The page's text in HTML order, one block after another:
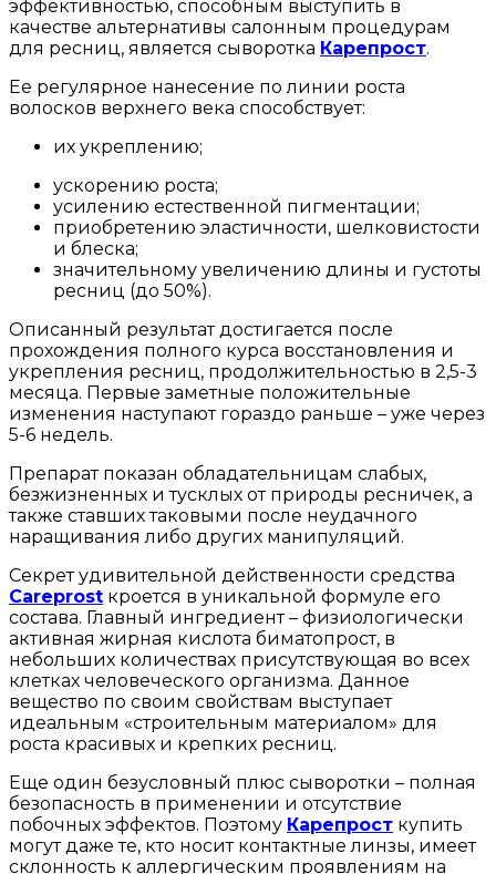
эффективностью, способным выступить в
качестве альтернативы салонным процедурам
для ресниц, является сыворотка Карепрост.
Ее регулярное нанесение по линии роста
волосков верхнего века способствует:
их укреплению;
ускорению роста;
усилению естественной пигментации;
приобретению эластичности, шелковистости
и блеска;
значительному увеличению длины и густоты
ресниц (до 50%).
Описанный результат достигается после
прохождения полного курса восстановления и
укрепления ресниц, продолжительностью в 2,5-3
месяца. Первые заметные положительные
изменения наступают гораздо раньше – уже через
5-6 недель.
Препарат показан обладательницам слабых,
безжизненных и тусклых от природы ресничек, а
также ставших таковыми после неудачного
наращивания либо других манипуляций.
Секрет удивительной действенности средства
Careprost кроется в уникальной формуле его
состава. Главный ингредиент – физиологически
активная жирная кислота биматопрост, в
небольших количествах присутствующая во всех
клетках человеческого организма. Данное
вещество по своим свойствам выступает
идеальным «строительным материалом» для
роста красивых и крепких ресниц.
Еще один безусловный плюс сыворотки – полная
безопасность в применении и отсутствие
побочных эффектов. Поэтому Карепрост купить
могут даже те, кто носит контактные линзы, имеет
склонность к аллергическим проявлениям на